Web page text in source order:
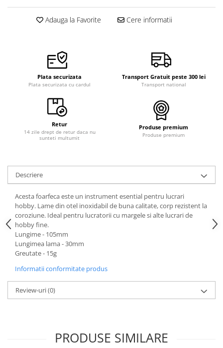
Curele Garmin
Curele metalice
Curele Samsung Watch
Curele textile
Abrazive
Ciocane Miniatura
Clesti Miniatura
Curatare Bijuterii
Dispozitive Bratari
Dispozitive Inele
Dispozitive Margelit
Mandrine si Burghie
Nicovale si Suporti
Adauga la Favorite Cere informatii
Plata securizata
Plata securizata cu cardul
Transport Gratuit peste 300 lei
Transport national
Retur
14 zile drept de retur daca nu
sunteti multumit
Produse premium
Produse premium
Descriere
Acesta foarfeca este un instrument esential pentru lucrari
hobby. Lame din otel inoxidabil de buna calitate, corp rezistent la
coroziune. Ideal pentru lucratorii cu margele si alte lucrari de
hobby fine.
Lungime - 105mm
Lungimea lama - 30mm
Greutate - 15g
Informatii conformitate produs
Review-uri(0)
PRODUSE SIMILARE